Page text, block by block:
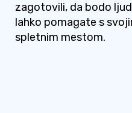
zagotovili, da bodo
lahko pomagate s
spletnim mestom.